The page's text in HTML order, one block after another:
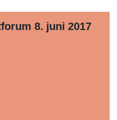
8. juni 2017